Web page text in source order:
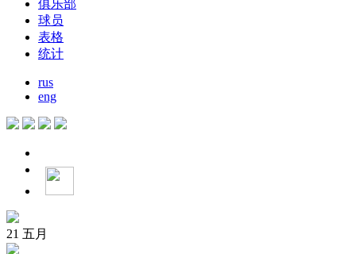
俱乐部
球员
表格
统计
rus
eng
21 五月